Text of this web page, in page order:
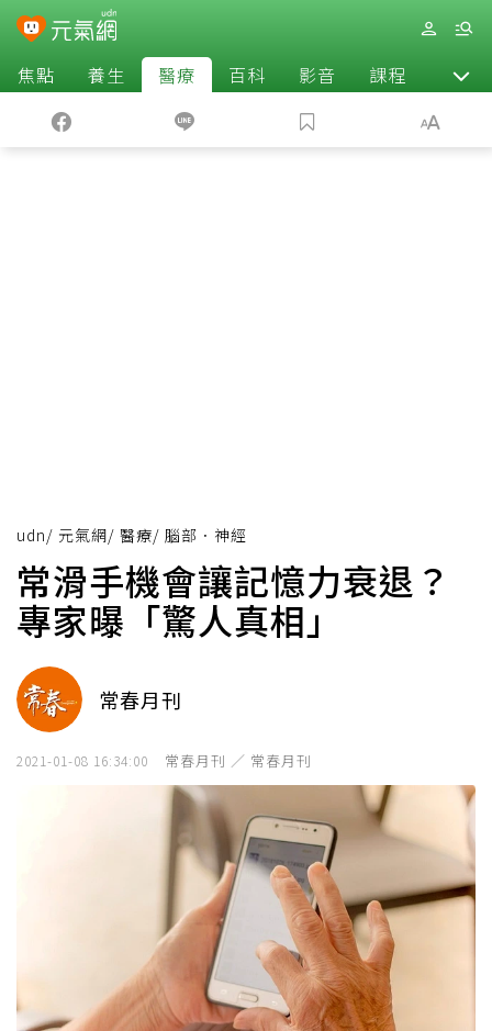
焦點 養生 醫療 百科 影音 課程 退休
udn/ 元氣網/ 醫療/ 腦部．神經
常滑手機會讓記憶力衰退？
專家曝「驚人真相」
常春月刊
2021-01-08 16:34:00 常春月刊 ／ 常春月刊